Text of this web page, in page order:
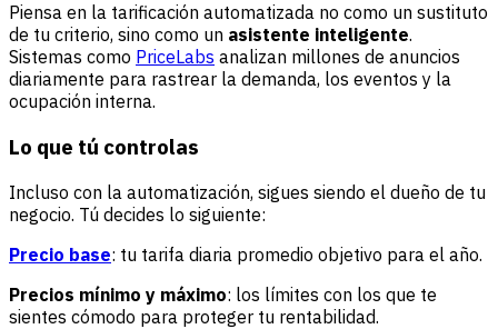
Piensa en la tarificación automatizada no como un sustituto
de tu criterio, sino como un asistente inteligente.
Sistemas como PriceLabs analizan millones de anuncios
diariamente para rastrear la demanda, los eventos y la
ocupación interna.
Lo que tú controlas
Incluso con la automatización, sigues siendo el dueño de tu
negocio. Tú decides lo siguiente:
Precio base: tu tarifa diaria promedio objetivo para el año.
Precios mínimo y máximo: los límites con los que te
sientes cómodo para proteger tu rentabilidad.